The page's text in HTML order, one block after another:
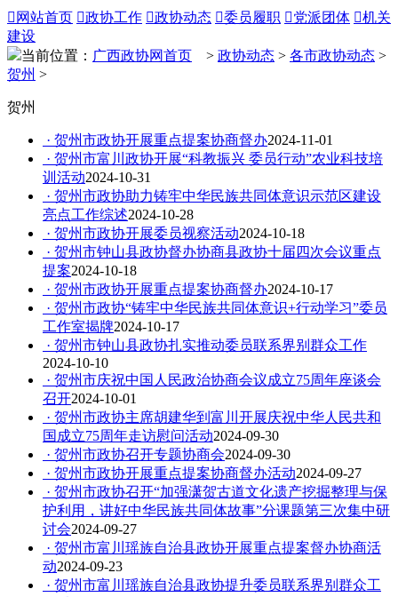
 网站首页 政协工作 政协动态 委员履职 党派团体 机关
建设
当前位置： 广西政协网首页 > 政协动态 > 各市政协动态 >
贺州 >
贺州
· 贺州市政协开展重点提案协商督办2024-11-01
· 贺州市富川政协开展“科教振兴 委员行动”农业科技培
训活动2024-10-31
· 贺州市政协助力铸牢中华民族共同体意识示范区建设
亮点工作综述2024-10-28
· 贺州市政协开展委员视察活动2024-10-18
· 贺州市钟山县政协督办协商县政协十届四次会议重点
提案2024-10-18
· 贺州市政协开展重点提案协商督办2024-10-17
· 贺州市政协“铸牢中华民族共同体意识+行动学习”委员
工作室揭牌2024-10-17
· 贺州市钟山县政协扎实推动委员联系界别群众工作
2024-10-10
· 贺州市庆祝中国人民政治协商会议成立75周年座谈会
召开2024-10-01
· 贺州市政协主席胡建华到富川开展庆祝中华人民共和
国成立75周年走访慰问活动2024-09-30
· 贺州市政协召开专题协商会2024-09-30
· 贺州市政协开展重点提案协商督办活动2024-09-27
· 贺州市政协召开“加强潇贺古道文化遗产挖掘整理与保
护利用，讲好中华民族共同体故事”分课题第三次集中研
讨会2024-09-27
· 贺州市富川瑶族自治县政协开展重点提案督办协商活
动2024-09-23
· 贺州市富川瑶族自治县政协提升委员联系界别群众工